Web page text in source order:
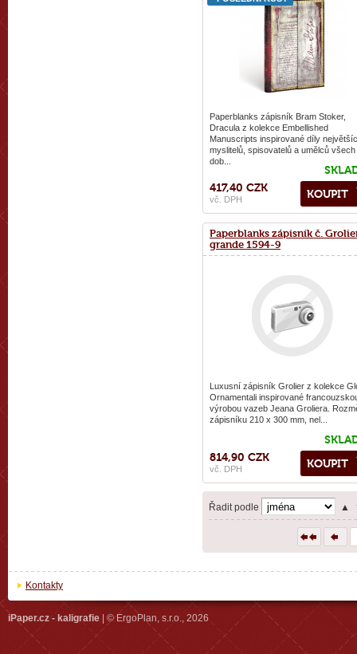
Paperblanks zápisník Bram Stoker,
Dracula z kolekce Embellished
Manuscripts inspirované díly
myslitelů, spisovatelů a umělců všech
dob...
KOUPIT
417,40 CZK
vč. DPH
Paperblanks zápisník č.
grande 1594-9
Luxusní zápisník Grolier z kolekce
Ornamentali inspirované
výrobou vazeb Jeana Groliera.
zápisníku 210 x 300 mm, nel...
KOUPIT
814,90 CZK
vč. DPH
Řadit podle ▲
Kontakty
iPaper.cz - kaligrafie | © ErgoPlan, s.r.o., 2026